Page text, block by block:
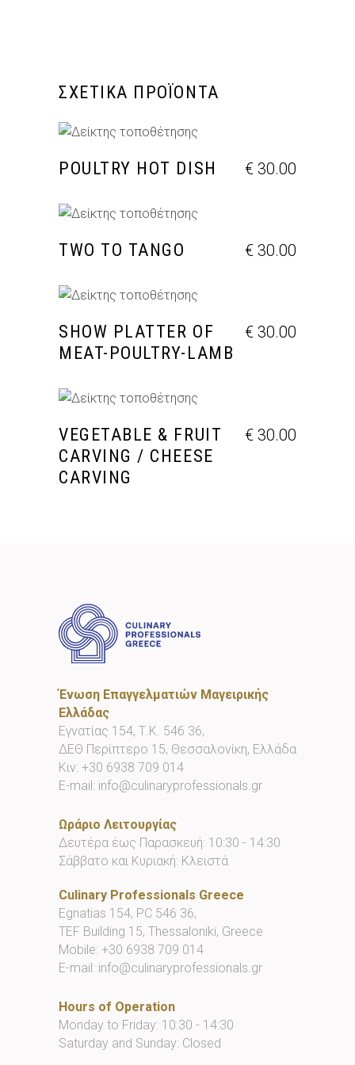
ΣΧΕΤΙΚΆ ΠΡΟΪΌΝΤΑ
ΠΡΟΣΘΉΚΗ ΣΤΟ ΚΑΛΆΘΙ
POULTRY HOT DISH € 30.00
ΠΡΟΣΘΉΚΗ ΣΤΟ ΚΑΛΆΘΙ
TWO TO TANGO € 30.00
ΠΡΟΣΘΉΚΗ ΣΤΟ ΚΑΛΆΘΙ
SHOW PLATTER OF
MEAT-POULTRY-LAMB
€ 30.00
ΠΡΟΣΘΉΚΗ ΣΤΟ ΚΑΛΆΘΙ
VEGETABLE & FRUIT
CARVING / CHEESE
CARVING
€ 30.00
Ένωση Επαγγελματιών Μαγειρικής
Ελλάδας
Εγνατίας 154, Τ.Κ. 546 36,
ΔΕΘ Περίπτερο 15, Θεσσαλονίκη, Ελλάδα
Κιν: +30 6938 709 014
E-mail: info@culinaryprofessionals.gr
Ωράριο Λειτουργίας
Δευτέρα έως Παρασκευή: 10:30 - 14:30
Σάββατο και Κυριακή: Κλειστά
Culinary Professionals Greece
Egnatias 154, PC 546 36,
TEF Building 15, Thessaloniki, Greece
Mobile: +30 6938 709 014
E-mail: info@culinaryprofessionals.gr
Hours of Operation
Monday to Friday: 10:30 - 14:30
Saturday and Sunday: Closed